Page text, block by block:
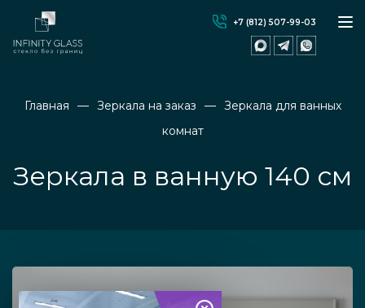
+7 (812) 507-99-03
Главная Зеркала на заказ
Зеркала для ванных
комнат
Зеркала в ванную 140 см